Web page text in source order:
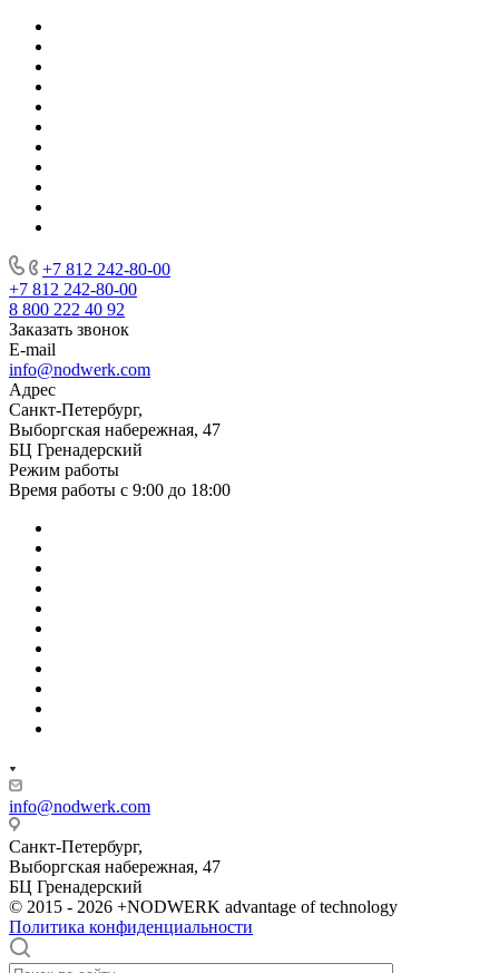
+7 812 242-80-00
+7 812 242-80-00
8 800 222 40 92
Заказать звонок
E-mail
info@nodwerk.com
Адрес
Санкт-Петербург,
Выборгская набережная, 47
БЦ Гренадерский
Режим работы
Время работы с 9:00 до 18:00
info@nodwerk.com
Санкт-Петербург,
Выборгская набережная, 47
БЦ Гренадерский
© 2015 - 2026 +NODWERK advantage of technology
Политика конфиденциальности